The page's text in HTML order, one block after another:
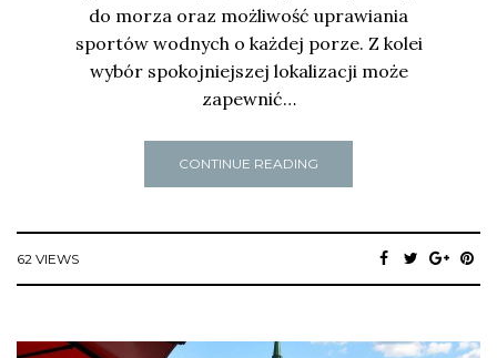
do morza oraz możliwość uprawiania
sportów wodnych o każdej porze. Z kolei
wybór spokojniejszej lokalizacji może
zapewnić…
CONTINUE READING
62 VIEWS